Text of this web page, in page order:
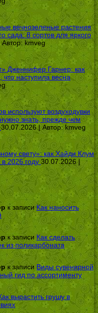
вечнозеленые растения
сада: 8 сортов для яркого
Автор:kmveg
Дженнифер Гарнер: как
что наступила весна
используют воздуходувки
знать, прежде чем
30.07.2026 | Автор:kmveg
свету»: как Хайди Клум
2026 году 30.07.2026 |
к записиКак наносить
к записи Как сделать
из поликарбоната
к записи Виды сувенирной
гид по ассортименту
вырастить грушу в